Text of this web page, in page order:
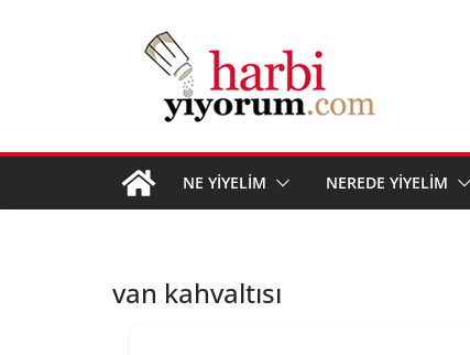
NE YİYELİM NEREDE YİYELİM
van kahvaltısı